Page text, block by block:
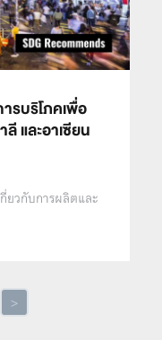
รบริโภคเพื่อ
และอาเซียน
ยวกับการผลิตและ
>